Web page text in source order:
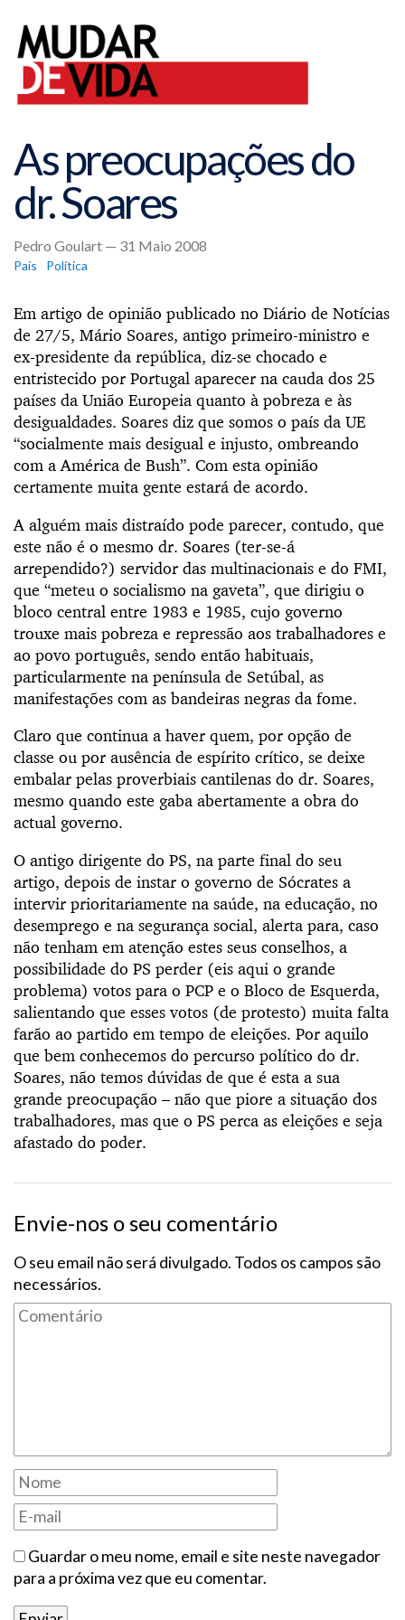
As preocupações do
dr. Soares
Pedro Goulart — 31 Maio 2008
País Política
Em artigo de opinião publicado no Diário de Notícias
de 27/5, Mário Soares, antigo primeiro-ministro e
ex-presidente da república, diz-se chocado e
entristecido por Portugal aparecer na cauda dos 25
países da União Europeia quanto à pobreza e às
desigualdades. Soares diz que somos o país da UE
“socialmente mais desigual e injusto, ombreando
com a América de Bush”. Com esta opinião
certamente muita gente estará de acordo.
A alguém mais distraído pode parecer, contudo, que
este não é o mesmo dr. Soares (ter-se-á
arrependido?) servidor das multinacionais e do FMI,
que “meteu o socialismo na gaveta”, que dirigiu o
bloco central entre 1983 e 1985, cujo governo
trouxe mais pobreza e repressão aos trabalhadores e
ao povo português, sendo então habituais,
particularmente na península de Setúbal, as
manifestações com as bandeiras negras da fome.
Claro que continua a haver quem, por opção de
classe ou por ausência de espírito crítico, se deixe
embalar pelas proverbiais cantilenas do dr. Soares,
mesmo quando este gaba abertamente a obra do
actual governo.
O antigo dirigente do PS, na parte final do seu
artigo, depois de instar o governo de Sócrates a
intervir prioritariamente na saúde, na educação, no
desemprego e na segurança social, alerta para, caso
não tenham em atenção estes seus conselhos, a
possibilidade do PS perder (eis aqui o grande
problema) votos para o PCP e o Bloco de Esquerda,
salientando que esses votos (de protesto) muita falta
farão ao partido em tempo de eleições. Por aquilo
que bem conhecemos do percurso político do dr.
Soares, não temos dúvidas de que é esta a sua
grande preocupação – não que piore a situação dos
trabalhadores, mas que o PS perca as eleições e seja
afastado do poder.
Envie-nos o seu comentário
O seu email não será divulgado. Todos os campos são
necessários.
Guardar o meu nome, email e site neste navegador
para a próxima vez que eu comentar.